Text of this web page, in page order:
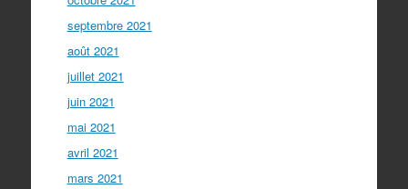
septembre 2021
août 2021
juillet 2021
juin 2021
mai 2021
avril 2021
mars 2021